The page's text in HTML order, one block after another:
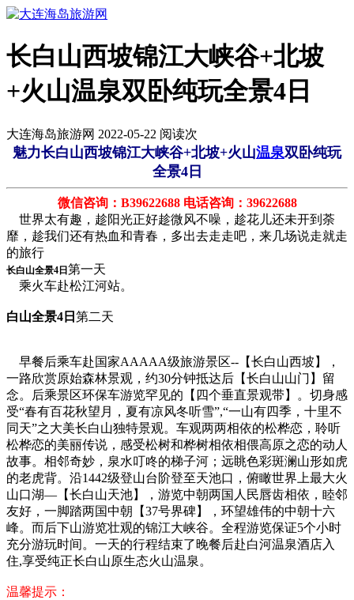
长白山西坡锦江大峡谷+北坡
+火山温泉双卧纯玩全景4日
大连海岛旅游网 2022-05-22 阅读次
魅力长白山西坡锦江大峡谷+北坡+火山温泉双卧纯玩
全景4日
微信咨询：B39622688 电话咨询：39622688
世界太有趣，趁阳光正好趁微风不噪，趁花儿还未开到荼
靡，趁我们还有热血和青春，多出去走走吧，来几场说走就走
的旅行
长白山全景4日第一天
乘火车赴松江河站。
白山全景4日 第二天
早餐后乘车赴国家AAAAA级旅游景区--【长白山西坡】，
一路欣赏原始森林景观，约30分钟抵达后【长白山山门】留
念。后乘景区环保车游览罕见的【四个垂直景观带】。切身感
受“春有百花秋望月，夏有凉风冬听雪”,“一山有四季，十里不
同天”之大美长白山独特景观。车观两两相依的松桦恋，聆听
松桦恋的美丽传说，感受松树和桦树相依相偎高原之恋的动人
故事。相邻奇妙，泉水叮咚的梯子河；远眺色彩斑澜山形如虎
的老虎背。沿1442级登山台阶登至天池口，俯瞰世界上最大火
山口湖—【长白山天池】，游览中朝两国人民唇齿相依，睦邻
友好，一脚踏两国中朝【37号界碑】，环望雄伟的中朝十六
峰。而后下山游览壮观的锦江大峡谷。全程游览保证5个小时
充分游玩时间。一天的行程结束了晚餐后赴白河温泉酒店入
住,享受纯正长白山原生态火山温泉。
温馨提示：